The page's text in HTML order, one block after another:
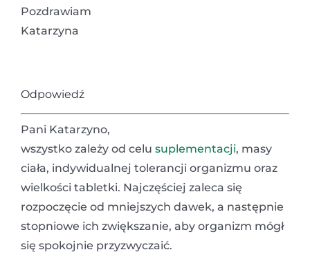
Pozdrawiam
Katarzyna
Odpowiedź
Pani Katarzyno,
wszystko zależy od celu suplementacji, masy
ciała, indywidualnej tolerancji organizmu oraz
wielkości tabletki. Najczęściej zaleca się
rozpoczęcie od mniejszych dawek, a następnie
stopniowe ich zwiększanie, aby organizm mógł
się spokojnie przyzwyczaić.